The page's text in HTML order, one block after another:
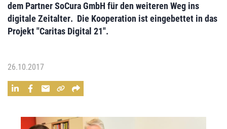
dem PartnerSoCura GmbH für den weiteren Weg ins
digitale Zeitalter. Die Kooperation ist eingebettet in das
Projekt "Caritas Digital 21".
26.10.2017